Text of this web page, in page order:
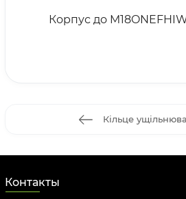
Корпус до
Кільце
Контакты